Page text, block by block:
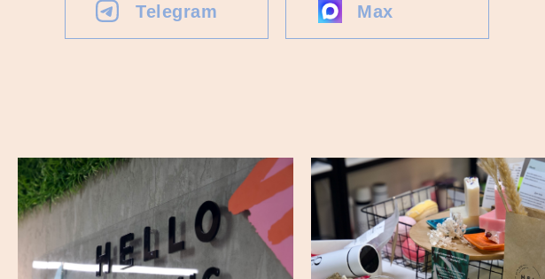
Telegram Max